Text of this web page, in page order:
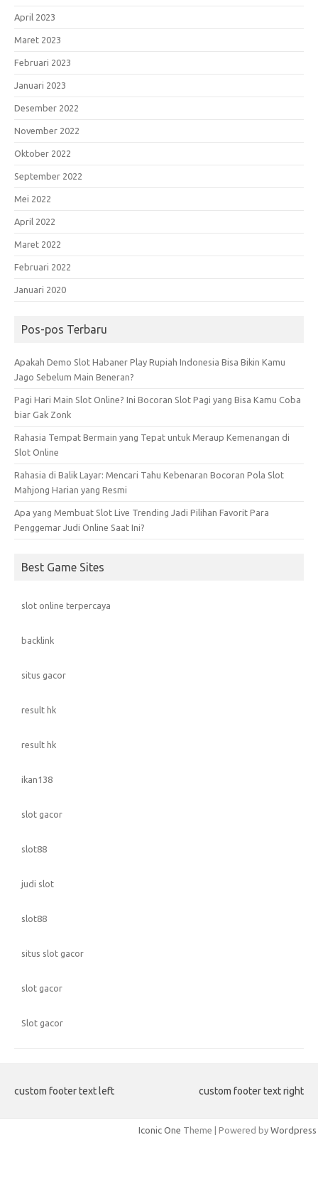
April 2023
Maret 2023
Februari 2023
Januari 2023
Desember 2022
November 2022
Oktober 2022
September 2022
Mei 2022
April 2022
Maret 2022
Februari 2022
Januari 2020
Pos-pos Terbaru
Apakah Demo Slot Habaner Play Rupiah Indonesia Bisa Bikin Kamu
Jago Sebelum Main Beneran?
Pagi Hari Main Slot Online? Ini Bocoran Slot Pagi yang Bisa Kamu Coba
biar Gak Zonk
Rahasia Tempat Bermain yang Tepat untuk Meraup Kemenangan di
Slot Online
Rahasia di Balik Layar: Mencari Tahu Kebenaran Bocoran Pola Slot
Mahjong Harian yang Resmi
Apa yang Membuat Slot Live Trending Jadi Pilihan Favorit Para
Penggemar Judi Online Saat Ini?
Best Game Sites
slot online terpercaya
backlink
situs gacor
result hk
result hk
ikan138
slot gacor
slot88
judi slot
slot88
situs slot gacor
slot gacor
Slot gacor
custom footer text left custom footer text right
Iconic One Theme | Powered by Wordpress